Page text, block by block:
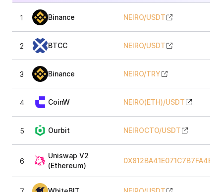
1 Binance NEIRO/USDT
2 BTCC NEIRO/USDT
3 Binance NEIRO/TRY
4 CoinW NEIRO(ETH)/USDT
5 Ourbit NEIROCTO/USDT
6
Uniswap V2
(Ethereum)